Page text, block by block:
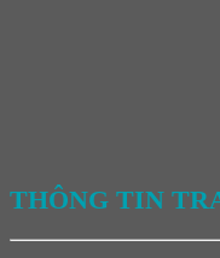
THÔNG TIN